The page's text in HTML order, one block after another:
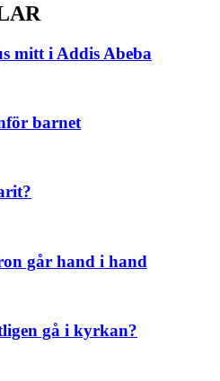
mitt i Addis Abeba
barnet
går hand i hand
gå i kyrkan?